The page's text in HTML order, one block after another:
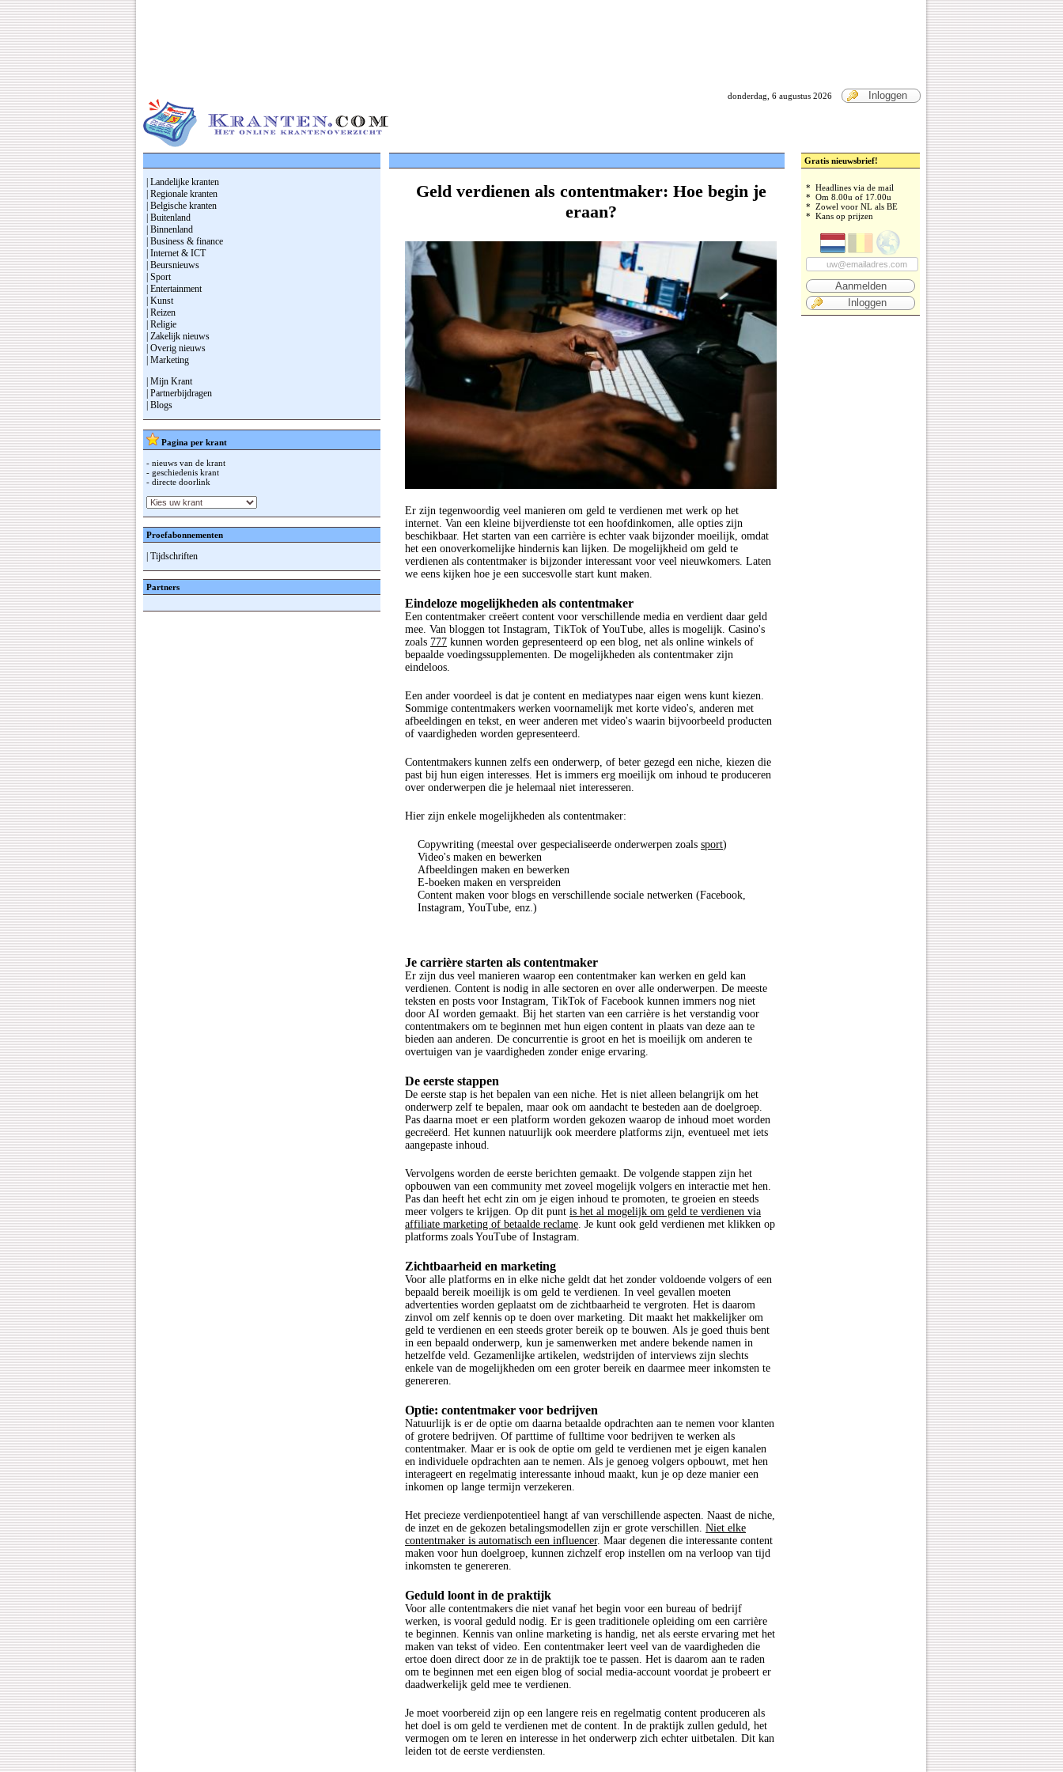
donderdag, 6 augustus 2026 Inloggen
| Landelijke kranten
| Regionale kranten
| Belgische kranten
| Buitenland
| Binnenland
| Business & finance
| Internet & ICT
| Beursnieuws
| Sport
| Entertainment
| Kunst
| Reizen
| Religie
| Zakelijk nieuws
| Overig nieuws
| Marketing
| Mijn Krant
| Partnerbijdragen
| Blogs
Pagina per krant
- nieuws van de krant
- geschiedenis krant
- directe doorlink
Proefabonnementen
| Tijdschriften
Partners
Geld verdienen als contentmaker: Hoe begin je
eraan?
Er zijn tegenwoordig veel manieren om geld te verdienen met werk op het
internet. Van een kleine bijverdienste tot een hoofdinkomen, alle opties zijn
beschikbaar. Het starten van een carrière is echter vaak bijzonder moeilijk, omdat
het een onoverkomelijke hindernis kan lijken. De mogelijkheid om geld te
verdienen als contentmaker is bijzonder interessant voor veel nieuwkomers. Laten
we eens kijken hoe je een succesvolle start kunt maken.
Eindeloze mogelijkheden als contentmaker
Een contentmaker creëert content voor verschillende media en verdient daar geld
mee. Van bloggen tot Instagram, TikTok of YouTube, alles is mogelijk. Casino's
zoals 777 kunnen worden gepresenteerd op een blog, net als online winkels of
bepaalde voedingssupplementen. De mogelijkheden als contentmaker zijn
eindeloos.
Een ander voordeel is dat je content en mediatypes naar eigen wens kunt kiezen.
Sommige contentmakers werken voornamelijk met korte video's, anderen met
afbeeldingen en tekst, en weer anderen met video's waarin bijvoorbeeld producten
of vaardigheden worden gepresenteerd.
Contentmakers kunnen zelfs een onderwerp, of beter gezegd een niche, kiezen die
past bij hun eigen interesses. Het is immers erg moeilijk om inhoud te produceren
over onderwerpen die je helemaal niet interesseren.
Hier zijn enkele mogelijkheden als contentmaker:
Copywriting (meestal over gespecialiseerde onderwerpen zoals sport)
Video's maken en bewerken
Afbeeldingen maken en bewerken
E-boeken maken en verspreiden
Content maken voor blogs en verschillende sociale netwerken (Facebook,
Instagram, YouTube, enz.)
Je carrière starten als contentmaker
Er zijn dus veel manieren waarop een contentmaker kan werken en geld kan
verdienen. Content is nodig in alle sectoren en over alle onderwerpen. De meeste
teksten en posts voor Instagram, TikTok of Facebook kunnen immers nog niet
door AI worden gemaakt. Bij het starten van een carrière is het verstandig voor
contentmakers om te beginnen met hun eigen content in plaats van deze aan te
bieden aan anderen. De concurrentie is groot en het is moeilijk om anderen te
overtuigen van je vaardigheden zonder enige ervaring.
De eerste stappen
De eerste stap is het bepalen van een niche. Het is niet alleen belangrijk om het
onderwerp zelf te bepalen, maar ook om aandacht te besteden aan de doelgroep.
Pas daarna moet er een platform worden gekozen waarop de inhoud moet worden
gecreëerd. Het kunnen natuurlijk ook meerdere platforms zijn, eventueel met iets
aangepaste inhoud.
Vervolgens worden de eerste berichten gemaakt. De volgende stappen zijn het
opbouwen van een community met zoveel mogelijk volgers en interactie met hen.
Pas dan heeft het echt zin om je eigen inhoud te promoten, te groeien en steeds
meer volgers te krijgen. Op dit punt is het al mogelijk om geld te verdienen via
affiliate marketing of betaalde reclame. Je kunt ook geld verdienen met klikken op
platforms zoals YouTube of Instagram.
Zichtbaarheid en marketing
Voor alle platforms en in elke niche geldt dat het zonder voldoende volgers of een
bepaald bereik moeilijk is om geld te verdienen. In veel gevallen moeten
advertenties worden geplaatst om de zichtbaarheid te vergroten. Het is daarom
zinvol om zelf kennis op te doen over marketing. Dit maakt het makkelijker om
geld te verdienen en een steeds groter bereik op te bouwen. Als je goed thuis bent
in een bepaald onderwerp, kun je samenwerken met andere bekende namen in
hetzelfde veld. Gezamenlijke artikelen, wedstrijden of interviews zijn slechts
enkele van de mogelijkheden om een groter bereik en daarmee meer inkomsten te
genereren.
Optie: contentmaker voor bedrijven
Natuurlijk is er de optie om daarna betaalde opdrachten aan te nemen voor klanten
of grotere bedrijven. Of parttime of fulltime voor bedrijven te werken als
contentmaker. Maar er is ook de optie om geld te verdienen met je eigen kanalen
en individuele opdrachten aan te nemen. Als je genoeg volgers opbouwt, met hen
interageert en regelmatig interessante inhoud maakt, kun je op deze manier een
inkomen op lange termijn verzekeren.
Het precieze verdienpotentieel hangt af van verschillende aspecten. Naast de niche,
de inzet en de gekozen betalingsmodellen zijn er grote verschillen. Niet elke
contentmaker is automatisch een influencer. Maar degenen die interessante content
maken voor hun doelgroep, kunnen zichzelf erop instellen om na verloop van tijd
inkomsten te genereren.
Geduld loont in de praktijk
Voor alle contentmakers die niet vanaf het begin voor een bureau of bedrijf
werken, is vooral geduld nodig. Er is geen traditionele opleiding om een carrière
te beginnen. Kennis van online marketing is handig, net als eerste ervaring met het
maken van tekst of video. Een contentmaker leert veel van de vaardigheden die
ertoe doen direct door ze in de praktijk toe te passen. Het is daarom aan te raden
om te beginnen met een eigen blog of social media-account voordat je probeert er
daadwerkelijk geld mee te verdienen.
Je moet voorbereid zijn op een langere reis en regelmatig content produceren als
het doel is om geld te verdienen met de content. In de praktijk zullen geduld, het
vermogen om te leren en interesse in het onderwerp zich echter uitbetalen. Dit kan
leiden tot de eerste verdiensten.
Gratis nieuwsbrief!
* Headlines via de mail
* Om 8.00u of 17.00u
* Zowel voor NL als BE
* Kans op prijzen
Aanmelden
Inloggen